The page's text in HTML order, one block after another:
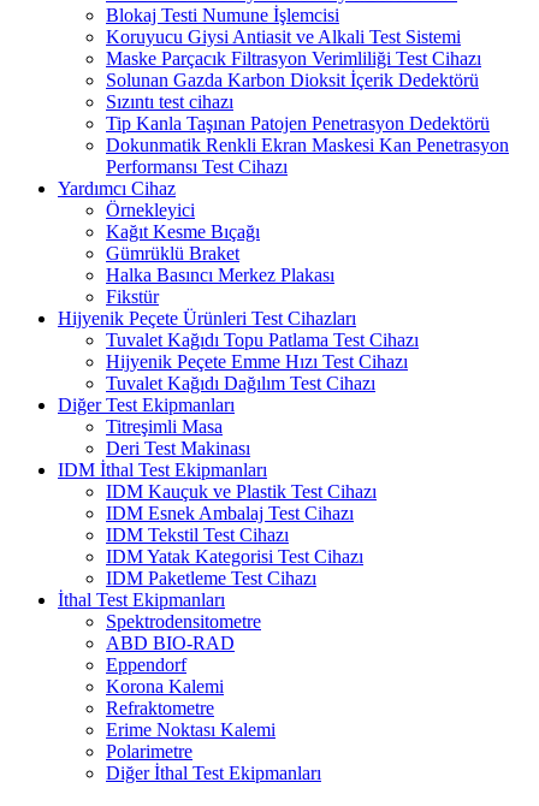
Blokaj Testi Numune İşlemcisi
Koruyucu Giysi Antiasit ve Alkali Test Sistemi
Maske Parçacık Filtrasyon Verimliliği Test Cihazı
Solunan Gazda Karbon Dioksit İçerik Dedektörü
Sızıntı test cihazı
Tip Kanla Taşınan Patojen Penetrasyon Dedektörü
Dokunmatik Renkli Ekran Maskesi Kan Penetrasyon
Performansı Test Cihazı
Yardımcı Cihaz
Örnekleyici
Kağıt Kesme Bıçağı
Gümrüklü Braket
Halka Basıncı Merkez Plakası
Fikstür
Hijyenik Peçete Ürünleri Test Cihazları
Tuvalet Kağıdı Topu Patlama Test Cihazı
Hijyenik Peçete Emme Hızı Test Cihazı
Tuvalet Kağıdı Dağılım Test Cihazı
Diğer Test Ekipmanları
Titreşimli Masa
Deri Test Makinası
IDM İthal Test Ekipmanları
IDM Kauçuk ve Plastik Test Cihazı
IDM Esnek Ambalaj Test Cihazı
IDM Tekstil Test Cihazı
IDM Yatak Kategorisi Test Cihazı
IDM Paketleme Test Cihazı
İthal Test Ekipmanları
Spektrodensitometre
ABD BIO-RAD
Eppendorf
Korona Kalemi
Refraktometre
Erime Noktası Kalemi
Polarimetre
Diğer İthal Test Ekipmanları